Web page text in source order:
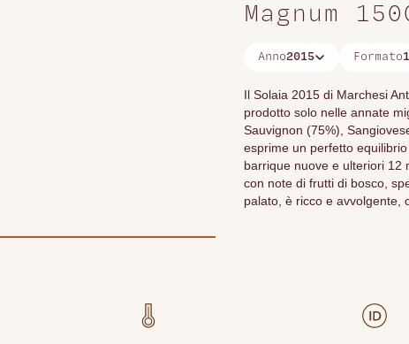
Magnum
Anno2015 Formato
Il Solaia 2015 di Marchesi
prodotto solo nelle annate
Sauvignon (75%),
esprime un perfetto
barrique nuove e ulteriori 12
con note di frutti di bosco,
palato, è ricco e avvolgente,